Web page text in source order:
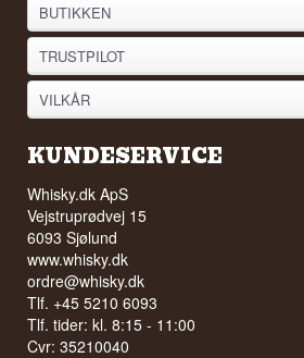
BUTIKKEN
TRUSTPILOT
VILKÅR
KUNDESERVICE
Whisky.dk ApS
Vejstruprødvej 15
6093 Sjølund
www.whisky.dk
ordre@whisky.dk
Tlf. +45 5210 6093
Tlf. tider: kl. 8:15 - 11:00
Cvr: 35210040